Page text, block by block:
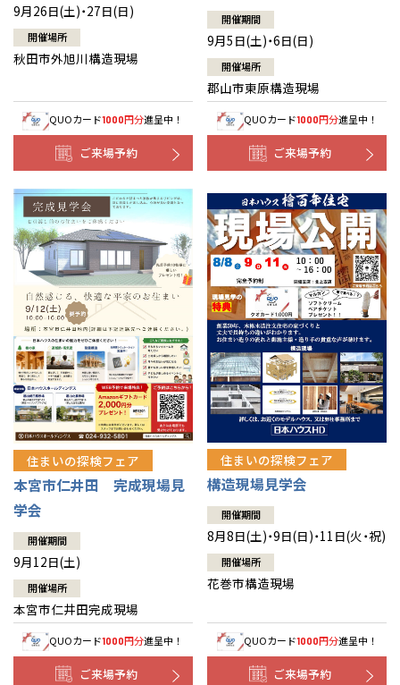
9月26日(土)・27日(日)
開催場所
秋田市外旭川構造現場
QUOカード1000円分進呈中！
ご来場予約
開催期間
9月5日(土)・6日(日)
開催場所
郡山市東原構造現場
QUOカード1000円分進呈中！
ご来場予約
住まいの探検フェア
本宮市仁井田 完成現場見
学会
開催期間
9月12日(土)
開催場所
本宮市仁井田完成現場
QUOカード1000円分進呈中！
ご来場予約
住まいの探検フェア
構造現場見学会
開催期間
8月8日(土)・9日(日)・11日(火・祝)
開催場所
花巻市構造現場
QUOカード1000円分進呈中！
ご来場予約